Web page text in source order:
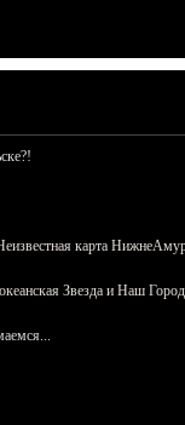
карта
Звезда и Наш